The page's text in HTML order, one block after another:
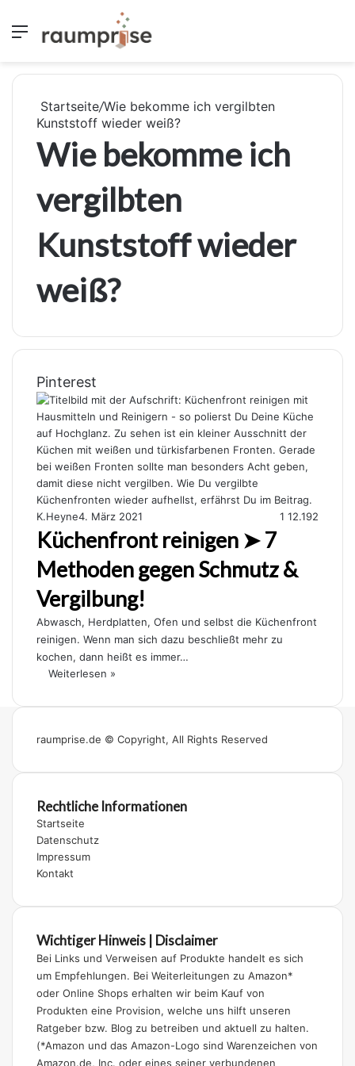
Menü
Startseite/Wie bekomme ich vergilbten
Kunststoff wieder weiß?
Wie bekomme ich
vergilbten
Kunststoff wieder
weiß?
Pinterest
K.Heyne4. März 2021 1 12.192
Küchenfront reinigen ➤ 7
Methoden gegen Schmutz &
Vergilbung!
Abwasch, Herdplatten, Ofen und selbst die Küchenfront
reinigen. Wenn man sich dazu beschließt mehr zu
kochen, dann heißt es immer…
Weiterlesen »
raumprise.de © Copyright, All Rights Reserved
Rechtliche Informationen
Startseite
Datenschutz
Impressum
Kontakt
Wichtiger Hinweis | Disclaimer
Bei Links und Verweisen auf Produkte handelt es sich
um Empfehlungen. Bei Weiterleitungen zu Amazon*
oder Online Shops erhalten wir beim Kauf von
Produkten eine Provision, welche uns hilft unseren
Ratgeber bzw. Blog zu betreiben und aktuell zu halten.
(*Amazon und das Amazon-Logo sind Warenzeichen von
Amazon.de, Inc. oder eines seiner verbundenen